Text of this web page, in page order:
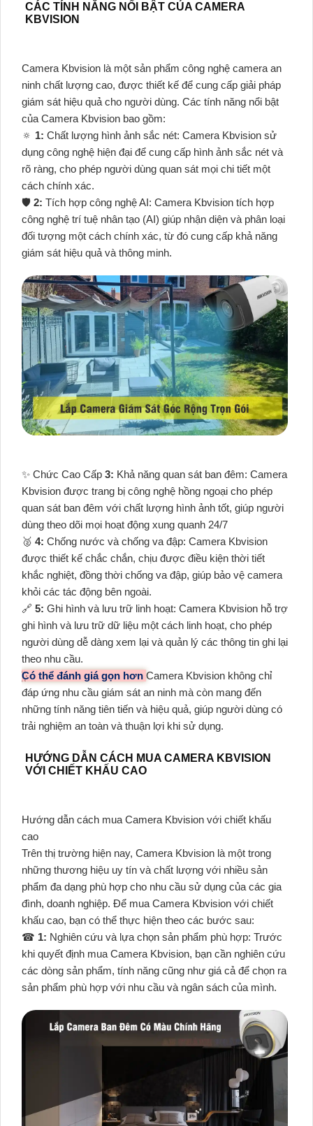
CÁC TÍNH NĂNG NỔI BẬT CỦA CAMERA
KBVISION
Camera Kbvision là một sản phẩm công nghệ camera an
ninh chất lượng cao, được thiết kế để cung cấp giải pháp
giám sát hiệu quả cho người dùng. Các tính năng nổi bật
của Camera Kbvision bao gồm:
🔅 1: Chất lượng hình ảnh sắc nét: Camera Kbvision sử
dụng công nghệ hiện đại để cung cấp hình ảnh sắc nét và
rõ ràng, cho phép người dùng quan sát mọi chi tiết một
cách chính xác.
🛡 2: Tích hợp công nghệ AI: Camera Kbvision tích hợp
công nghệ trí tuệ nhân tạo (AI) giúp nhận diện và phân loại
đối tượng một cách chính xác, từ đó cung cấp khả năng
giám sát hiệu quả và thông minh.
✨ Chức Cao Cấp 3: Khả năng quan sát ban đêm: Camera
Kbvision được trang bị công nghệ hồng ngoại cho phép
quan sát ban đêm với chất lượng hình ảnh tốt, giúp người
dùng theo dõi mọi hoạt động xung quanh 24/7
️🥈 4: Chống nước và chống va đập: Camera Kbvision
được thiết kế chắc chắn, chịu được điều kiện thời tiết
khắc nghiệt, đồng thời chống va đập, giúp bảo vệ camera
khỏi các tác động bên ngoài.
🔗 5: Ghi hình và lưu trữ linh hoạt: Camera Kbvision hỗ trợ
ghi hình và lưu trữ dữ liệu một cách linh hoạt, cho phép
người dùng dễ dàng xem lại và quản lý các thông tin ghi lại
theo nhu cầu.
Có thể đánh giá gọn hơn Camera Kbvision không chỉ
đáp ứng nhu cầu giám sát an ninh mà còn mang đến
những tính năng tiên tiến và hiệu quả, giúp người dùng có
trải nghiệm an toàn và thuận lợi khi sử dụng.
HƯỚNG DẪN CÁCH MUA CAMERA KBVISION
VỚI CHIẾT KHẤU CAO
Hướng dẫn cách mua Camera Kbvision với chiết khấu
cao
Trên thị trường hiện nay, Camera Kbvision là một trong
những thương hiệu uy tín và chất lượng với nhiều sản
phẩm đa dạng phù hợp cho nhu cầu sử dụng của các gia
đình, doanh nghiệp. Để mua Camera Kbvision với chiết
khấu cao, bạn có thể thực hiện theo các bước sau:
☎ 1: Nghiên cứu và lựa chọn sản phẩm phù hợp: Trước
khi quyết định mua Camera Kbvision, bạn cần nghiên cứu
các dòng sản phẩm, tính năng cũng như giá cả để chọn ra
sản phẩm phù hợp với nhu cầu và ngân sách của mình.